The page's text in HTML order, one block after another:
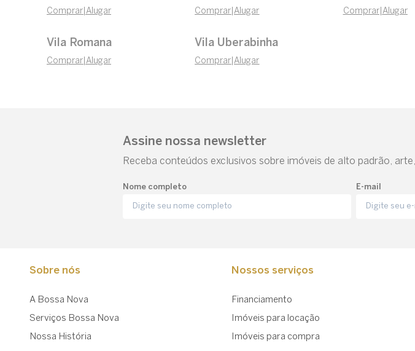
Comprar Alugar Comprar |Alugar Comprar| Alugar
Vila Romana
Comprar Alugar
Vila Uberabinha
Comprar |Alugar
Assine nossa newsletter
Receba conteúdos exclusivos sobre imóveis de alto padrão,
Nome completo E-mail
Sobre nós
A Bossa Nova
Serviços Bossa Nova
Nossa História
Nossos serviços
Financiamento
Imóveis para locação
Imóveis para compra